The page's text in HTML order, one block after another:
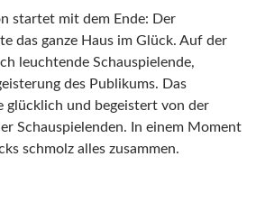
startet mit dem Ende: Der
das ganze Haus im Glück. Auf der
leuchtende Schauspielende,
des Publikums. Das
glücklich und begeistert von der
Schauspielenden. In einem Moment
schmolz alles zusammen.